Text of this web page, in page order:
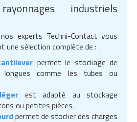
industriels
experts Techni-Contact vous
une sélection complète de : .
permet le stockage de
longues comme les tubes ou
est adapté au stockage
ou petites pièces.
permet de stocker des charges